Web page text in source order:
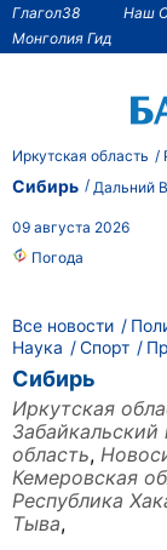
Глагол38 Наш
Монголия Гид
Иркутская область
Сибирь Дальний
09 августа 2026
Погода
Все новости
Наука
Спорт
Сибирь
Иркутская
Забайкальский
область,
Кемеровская
Республика
Тыва,